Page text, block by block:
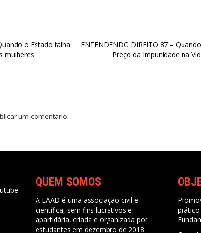
o Estado falha:
mulheres
ENTENDENDO DIREITO 87 –
Preço da Impunidade na
um comentário.
QUEM SOMOS
A LAAD é uma associação civil e
científica, sem fins lucrativos e
apartidária, criada e organizada por
estudantes em dezembro de 2018.
prático